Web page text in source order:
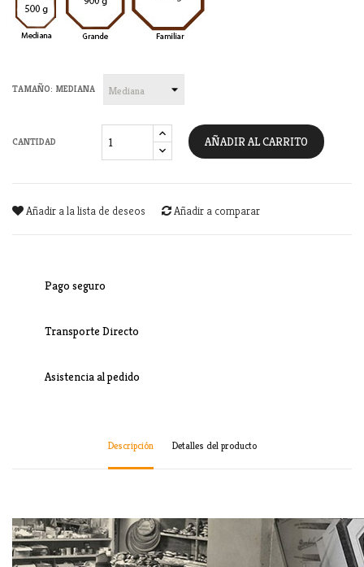
TAMAÑO: MEDIANA
CANTIDAD AÑADIR AL CARRITO
Añadir a la lista de deseos Añadir a comparar
Pago seguro
Transporte Directo
Asistencia al pedido
Descripción Detalles del producto